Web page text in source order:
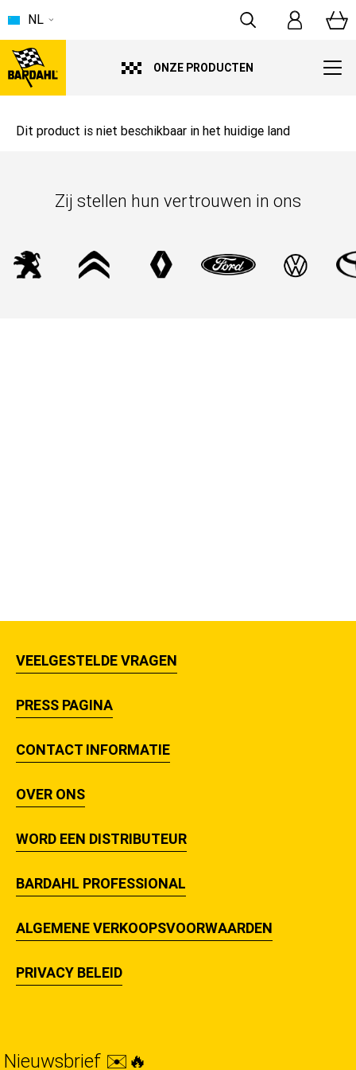
ONZE PRODUCTEN
NL
Dit product is niet beschikbaar in het huidige land
Zij stellen hun vertrouwen in ons
VEELGESTELDE VRAGEN
PRESS PAGINA
CONTACT INFORMATIE
OVER ONS
WORD EEN DISTRIBUTEUR
BARDAHL PROFESSIONAL
ALGEMENE VERKOOPSVOORWAARDEN
PRIVACY BELEID
Nieuwsbrief ✉️🔥